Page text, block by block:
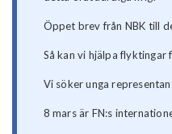
Öppet brev från NBK till
Så kan vi hjälpa flyktingar
Vi söker unga
8 mars är FN:s